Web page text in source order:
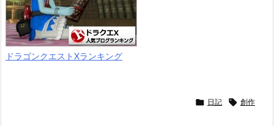
ドラゴンクエストXランキング
 日記  創作